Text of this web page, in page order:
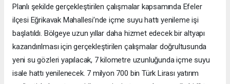
Planlı şekilde gerçekleştirilen çalışmalar kapsamında Efeler
ilçesi Eğrikavak Mahallesi’nde içme suyu hattı yenileme işi
başlatıldı. Bölgeye uzun yıllar daha hizmet edecek bir altyapı
kazandırılması için gerçekleştirilen çalışmalar doğrultusunda
yeni su gözleri yapılacak, 7 kilometre uzunluğunda içme suyu
isale hattı yenilenecek. 7 milyon 700 bin Türk Lirası yatırım